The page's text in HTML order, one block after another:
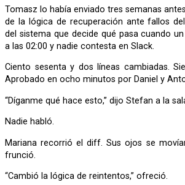
Tomasz lo había enviado tres semanas antes. Una refactorización
de la lógica de recuperación ante fallos
del sistema que decide qué pasa cuando
a las 02:00 y nadie contesta en Slack.
Ciento sesenta y dos líneas cambiadas. Siete archivos tocados.
Aprobado en ocho minutos por Daniel y
“Díganme qué hace esto,” dijo Stefan a la
Nadie habló.
Mariana recorrió el diff. Sus ojos se movían rápido. Su ceño se
frunció.
“Cambió la lógica de reintentos,” ofreció.